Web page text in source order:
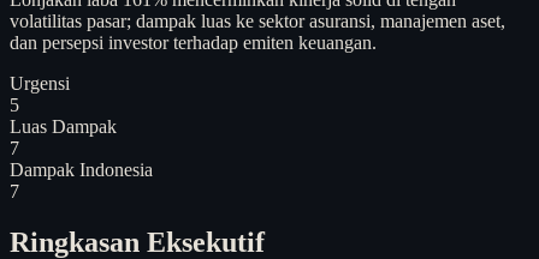
volatilitas pasar; dampak luas ke sektor asuransi, manajemen aset,
dan persepsi investor terhadap emiten keuangan.
Urgensi
5
Luas Dampak
7
Dampak Indonesia
7
Ringkasan Eksekutif